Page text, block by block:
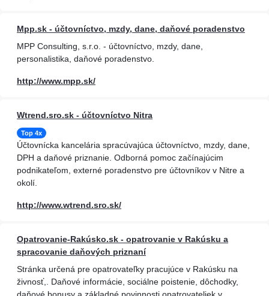
Mpp.sk - účtovníctvo, mzdy, dane, daňové poradenstvo
MPP Consulting, s.r.o. - účtovníctvo, mzdy, dane,
personalistika, daňové poradenstvo.
http://www.mpp.sk/
Wtrend.sro.sk - účtovníctvo Nitra
Top 4x
Účtovnícka kancelária spracúvajúca účtovníctvo, mzdy, dane,
DPH a daňové priznanie. Odborná pomoc začínajúcim
podnikateľom, externé poradenstvo pre účtovníkov v Nitre a
okolí.
http://www.wtrend.sro.sk/
Opatrovanie-Rakúsko.sk - opatrovanie v Rakúsku a
spracovanie daňových priznaní
Stránka určená pre opatrovateľky pracujúce v Rakúsku na
živnosť,. Daňové informácie, sociálne poistenie, dôchodky,